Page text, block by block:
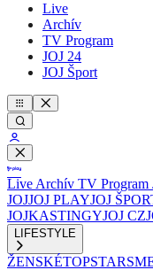
Live
Archív
TV Program
JOJ 24
JOJ Šport
Live Archív TV Program
JOJJOJ PLAYJOJ
JOJKASTINGYJOJ CZ
LIFESTYLE
ŽENSKÉTOPSTAR